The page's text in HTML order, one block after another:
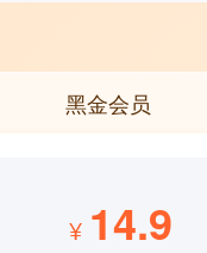
黑金会员
¥ 14.9